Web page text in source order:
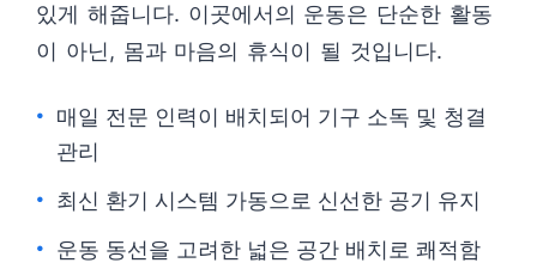
있게 해줍니다. 이곳에서의 운동은 단순한 활동
이 아닌, 몸과 마음의 휴식이 될 것입니다.
매일 전문 인력이 배치되어 기구 소독 및 청결
관리
최신 환기 시스템 가동으로 신선한 공기 유지
운동 동선을 고려한 넓은 공간 배치로 쾌적함